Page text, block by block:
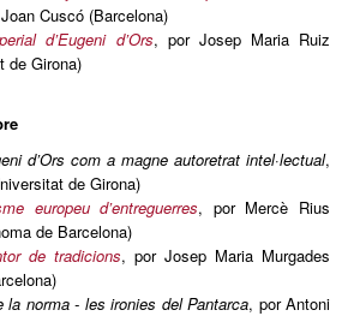
Cuscó (Barcelona)
d’Eugeni d’Ors, por Josep Maria Ruiz
de Girona)
d’Ors com a magne autoretrat intel·lectual,
de Girona)
europeu d’entreguerres, por Mercè Rius
de Barcelona)
de tradicions, por Josep Maria Murgades
la norma - les ironies del Pantarca, por Antoni